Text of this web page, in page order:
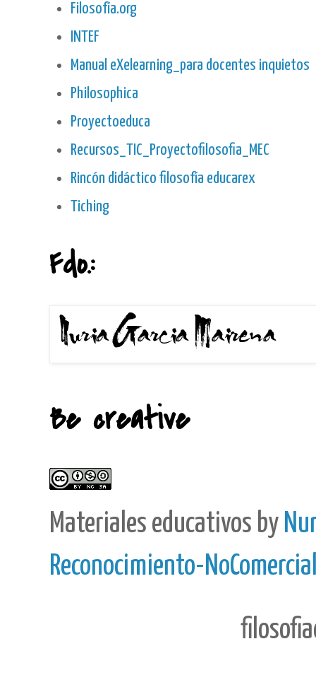
Filosofía.org
INTEF
Manual eXelearning_para docentes inquietos
Philosophica
Proyectoeduca
Recursos_TIC_Proyectofilosofia_MEC
Rincón didáctico filosofía educarex
Tiching
Fdo.:
Be creative
Materiales educativos by
Reconocimiento-